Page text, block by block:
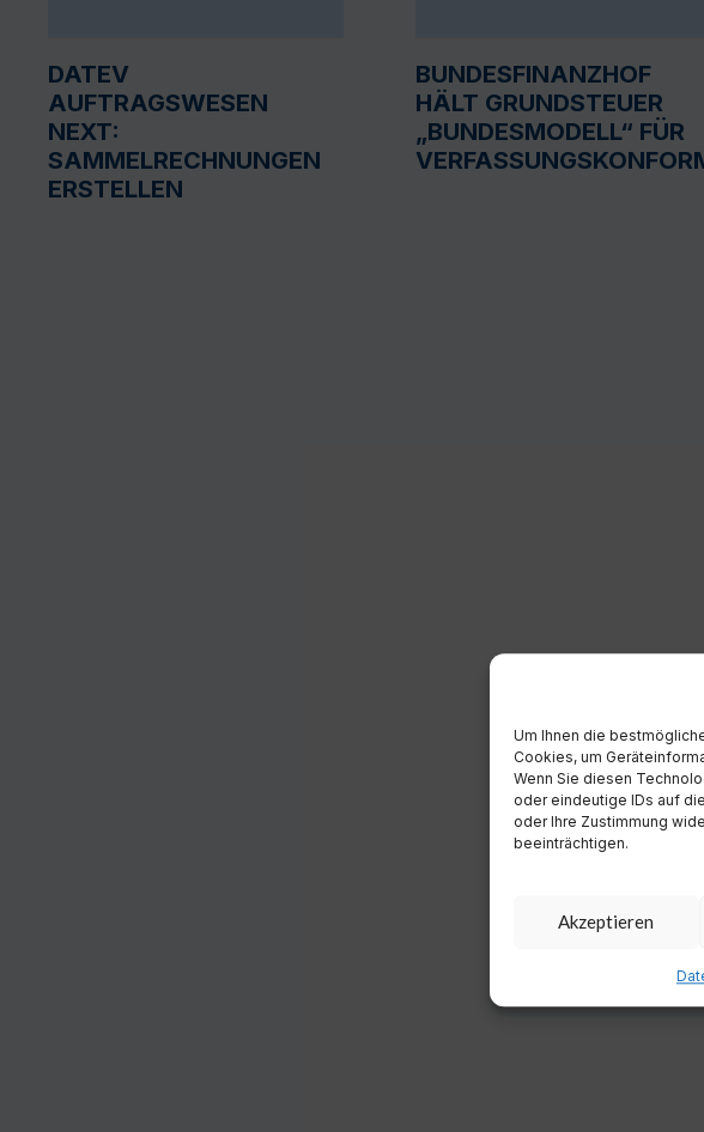
Um Ihnen die
Cookies, um
Wenn Sie diesen
oder eindeutige IDs auf
oder Ihre Zustimmung
beeinträchtigen.
Akzeptieren
DATEV
AUFTRAGSWESEN
NEXT:
SAMMELRECHNUNGEN
ERSTELLEN
BUNDESFINANZHOF
HÄLT GRUNDSTEUER
„BUNDESMODELL“ FÜR